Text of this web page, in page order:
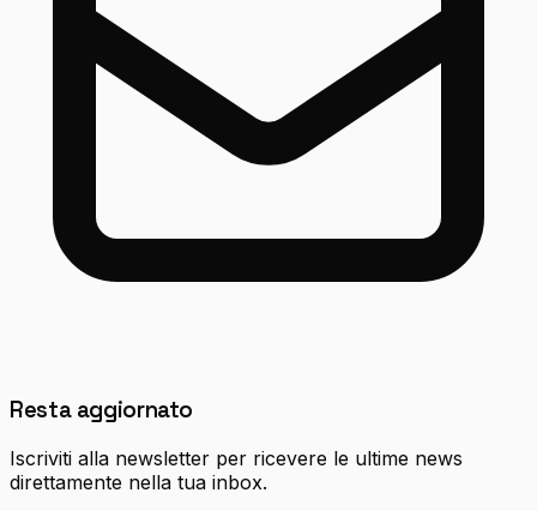
Resta aggiornato
Iscriviti alla newsletter per ricevere le ultime news
direttamente nella tua inbox.